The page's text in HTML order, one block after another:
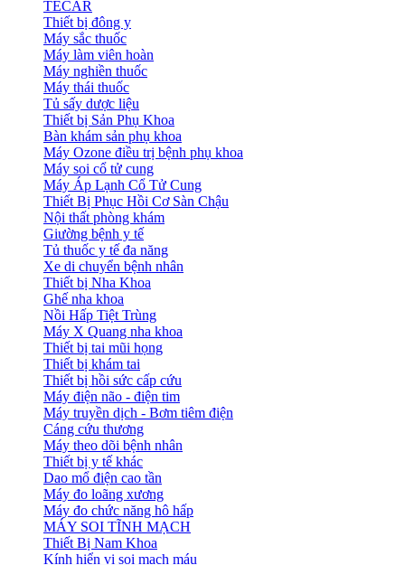
TECAR
Thiết bị đông y
Máy sắc thuốc
Máy làm viên hoàn
Máy nghiền thuốc
Máy thái thuốc
Tủ sấy dược liệu
Thiết bị Sản Phụ Khoa
Bàn khám sản phụ khoa
Máy Ozone điều trị bệnh phụ khoa
Máy soi cổ tử cung
Máy Áp Lạnh Cổ Tử Cung
Thiết Bị Phục Hồi Cơ Sàn Chậu
Nội thất phòng khám
Giường bệnh y tế
Tủ thuốc y tế đa năng
Xe di chuyển bệnh nhân
Thiết bị Nha Khoa
Ghế nha khoa
Nồi Hấp Tiệt Trùng
Máy X Quang nha khoa
Thiết bị tai mũi họng
Thiết bị khám tai
Thiết bị hồi sức cấp cứu
Máy điện não - điện tim
Máy truyền dịch - Bơm tiêm điện
Cáng cứu thương
Máy theo dõi bệnh nhân
Thiết bị y tế khác
Dao mổ điện cao tần
Máy đo loãng xương
Máy đo chức năng hô hấp
MÁY SOI TĨNH MẠCH
Thiết Bị Nam Khoa
Kính hiển vi soi mạch máu